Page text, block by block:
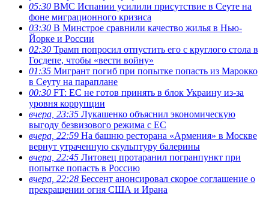
05:30 ВМС Испании усилили присутствие в Сеуте на
фоне миграционного кризиса
03:30 В Минстрое сравнили качество жилья в Нью-
Йорке и России
02:30 Трамп попросил отпустить его с круглого стола в
Госдепе, чтобы «вести войну»
01:35 Мигрант погиб при попытке попасть из Марокко
в Сеуту на параплане
00:30 FT: ЕС не готов принять в блок Украину из-за
уровня коррупции
вчера, 23:35 Лукашенко объяснил экономическую
выгоду безвизового режима с ЕС
вчера, 22:59 На башню ресторана «Армения» в Москве
вернут утраченную скульптуру балерины
вчера, 22:45 Литовец протаранил погранпункт при
попытке попасть в Россию
вчера, 22:28 Бессент анонсировал скорое соглашение о
прекращении огня США и Ирана